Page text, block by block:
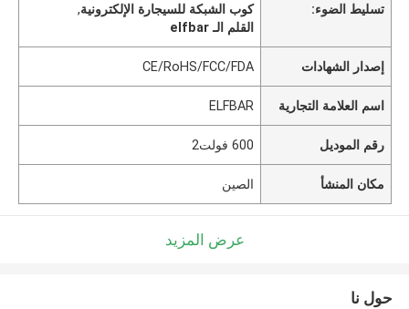
تسليط الضوء:
كوب الشبكة للسيجارة الإلكترونية,
القلم الـ elfbar
إصدار الشهادات CE/RoHS/FCC/FDA
اسم العلامة التجارية ELFBAR
رقم الموديل 600 فولت2
مكان المنشأ الصين
عرض المزيد
حول نا